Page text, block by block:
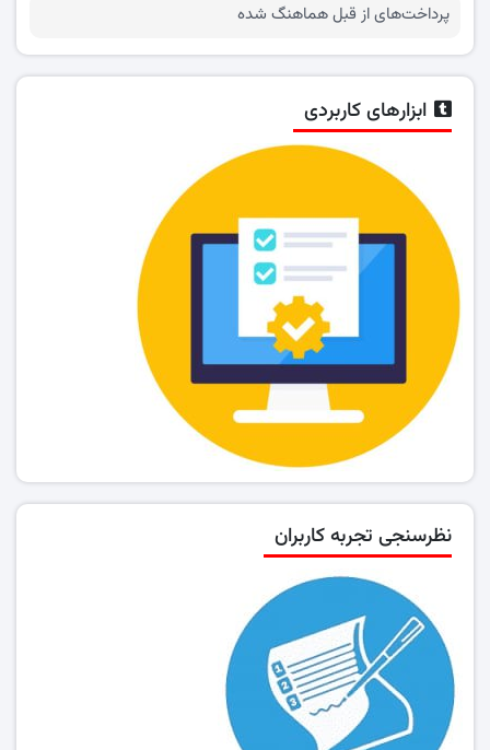
پرداخت‌های از قبل هماهنگ شده
ابزارهای کاربردی
نظرسنجی تجربه کاربران